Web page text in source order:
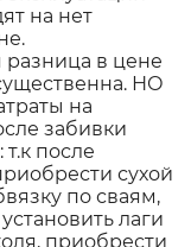
на нет
разница в цене
НО
на
забивки
после
сухой
по сваям,
лаги
приобрести